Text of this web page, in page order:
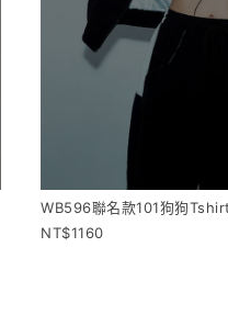
WB596聯名款101狗狗
1160